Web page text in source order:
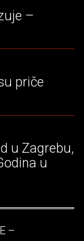
–
priče
u Zagrebu,
u
–